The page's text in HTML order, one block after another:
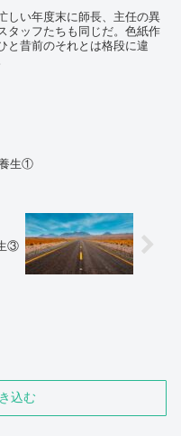
しい年度末に師長、主任の異
タッフたちも同じだ。色紙作
と昔前のそれとは格段に違
生①
③
込む